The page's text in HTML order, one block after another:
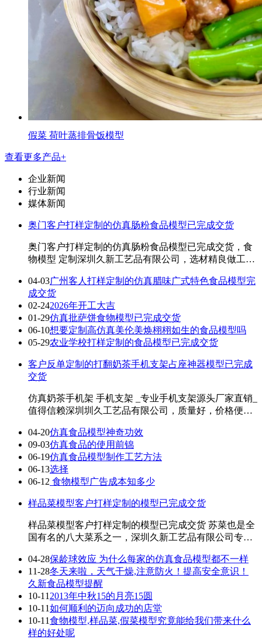
假菜 荷叶蒸排骨饭模型
查看更多产品+
企业新闻
行业新闻
媒体新闻
奥门客户打样定制的仿真肠粉食品模型已完成交货
奥门客户打样定制的仿真肠粉食品模型已完成交货，食
物模型 定制深圳久新工艺品有限公司，选材精良做工精
04-03广州客人打样定制的仿真腊味广式特色食品模型完
成交货
02-242026年开工大吉
01-29仿真批萨饼食物模型已完成交货
06-10想要定制高仿真美伦美焕栩栩如生的食品模型吗
05-29农业学校打样定制的食品模型已完成交货
客户反单定制的打翻奶茶手机支架占座神器模型已完成
交货
仿真奶茶手机架 手机支架 _专业手机支架源头厂家直销_
值得信赖深圳圳久工艺品有限公司，质量好，价格便
04-20仿真食品模型神奇功效
09-03仿真食品的使用前锦
06-19仿真食品模型制作工艺方法
06-13选择
06-12 食物模型广告成本知多少
样品菜模型客户打样定制的模型已完成交货
样品菜模型客户打样定制的模型已完成交货 苏菜也是全
国有名的八大菜系之一，深圳久新工艺品有限公司专业
04-28保龄球效应 为什么每家的仿真食品模型都不一样
11-28冬天来啦，天气干燥,注意防火！提高安全意识！
久新食品模型提醒
10-112013年中秋15的月亮15圆
10-11如何顺利的迈向成功的店堂
10-11食物模型,样品菜,假菜模型究竟能给我们带来什么
样的好处呢